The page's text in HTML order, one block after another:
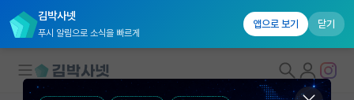
김박사넷
푸시 알림으로 소식을 빠르게
앱으로 보기 닫기